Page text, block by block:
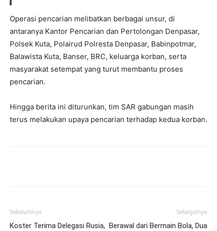
Operasi pencarian melibatkan berbagai unsur, di
antaranya Kantor Pencarian dan Pertolongan Denpasar,
Polsek Kuta, Polairud Polresta Denpasar, Babinpotmar,
Balawista Kuta, Banser, BRC, keluarga korban, serta
masyarakat setempat yang turut membantu proses
pencarian.
Hingga berita ini diturunkan, tim SAR gabungan masih
terus melakukan upaya pencarian terhadap kedua korban.
Sebelumnya
Koster Terima Delegasi Rusia,
Selanjutnya
Berawal dari Bermain Bola, Dua